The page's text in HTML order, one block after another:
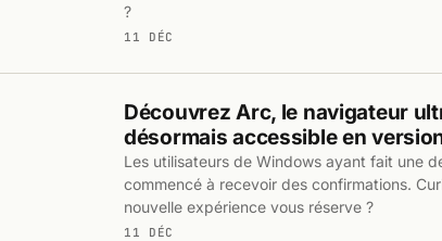
?
11 DÉC
Découvrez Arc, le navigateur
désormais accessible en
Les utilisateurs de Windows ayant fait une
commencé à recevoir des confirmations.
nouvelle expérience vous réserve ?
11 DÉC